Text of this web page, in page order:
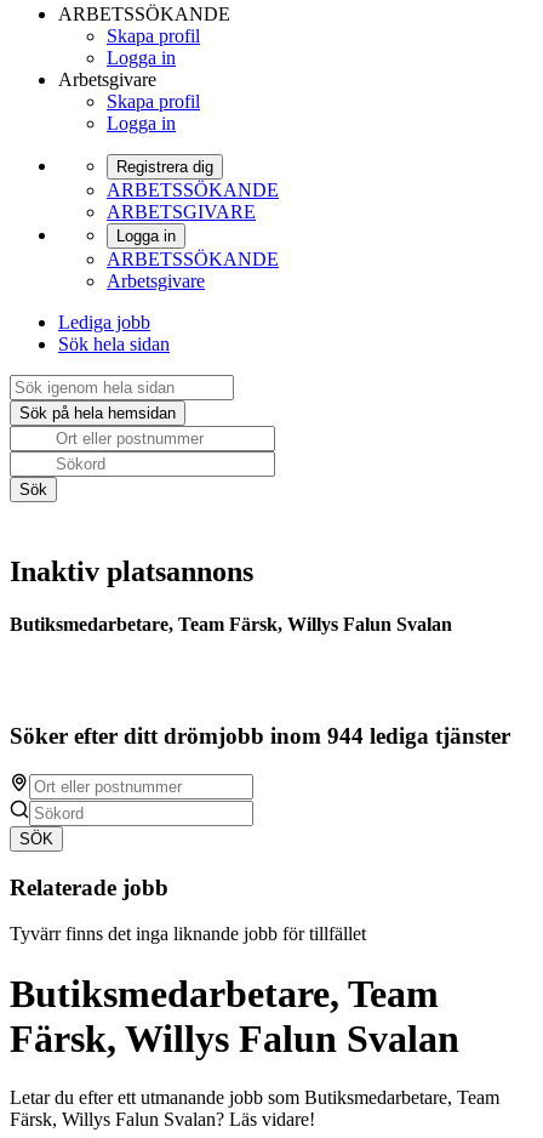
ARBETSSÖKANDE
Skapa profil
Logga in
Arbetsgivare
Skapa profil
Logga in
Registrera dig
ARBETSSÖKANDE
ARBETSGIVARE
Logga in
ARBETSSÖKANDE
Arbetsgivare
Lediga jobb
Sök hela sidan
Inaktiv platsannons
Butiksmedarbetare, Team Färsk, Willys Falun Svalan
Söker efter ditt drömjobb inom 944 lediga tjänster
SÖK
Relaterade jobb
Tyvärr finns det inga liknande jobb för tillfället
Butiksmedarbetare, Team
Färsk, Willys Falun Svalan
Letar du efter ett utmanande jobb som Butiksmedarbetare, Team
Färsk, Willys Falun Svalan? Läs vidare!